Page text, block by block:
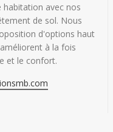
habitation avec nos
de sol. Nous
d'options haut
à la fois
et le confort.